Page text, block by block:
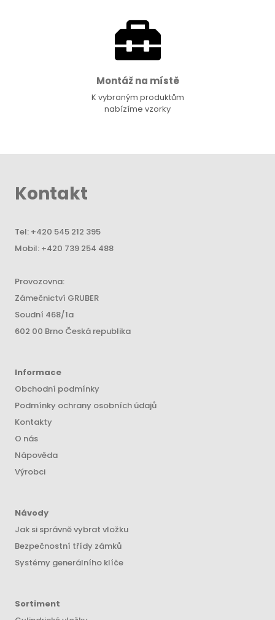
Montáž na místě
K vybraným produktům
nabízíme vzorky
Kontakt
Tel: +420 545 212 395
Mobil: +420 739 254 488
Provozovna:
Zámečnictví GRUBER
Soudní 468/1a
602 00 Brno Česká republika
Informace
Obchodní podmínky
Podmínky ochrany osobních údajů
Kontakty
O nás
Nápověda
Výrobci
Návody
Jak si správně vybrat vložku
Bezpečnostní třídy zámků
Systémy generálního klíče
Sortiment